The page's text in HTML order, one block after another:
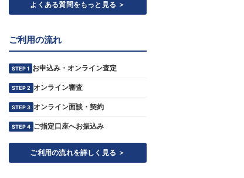
よくある質問をもっと見る ＞
ご利用の流れ
STEP 1 お申込み・オンライン査定
STEP 2 オンライン審査
STEP 3 オンライン面談・契約
STEP 4 ご指定口座へお振込み
ご利用の流れを詳しく見る ＞